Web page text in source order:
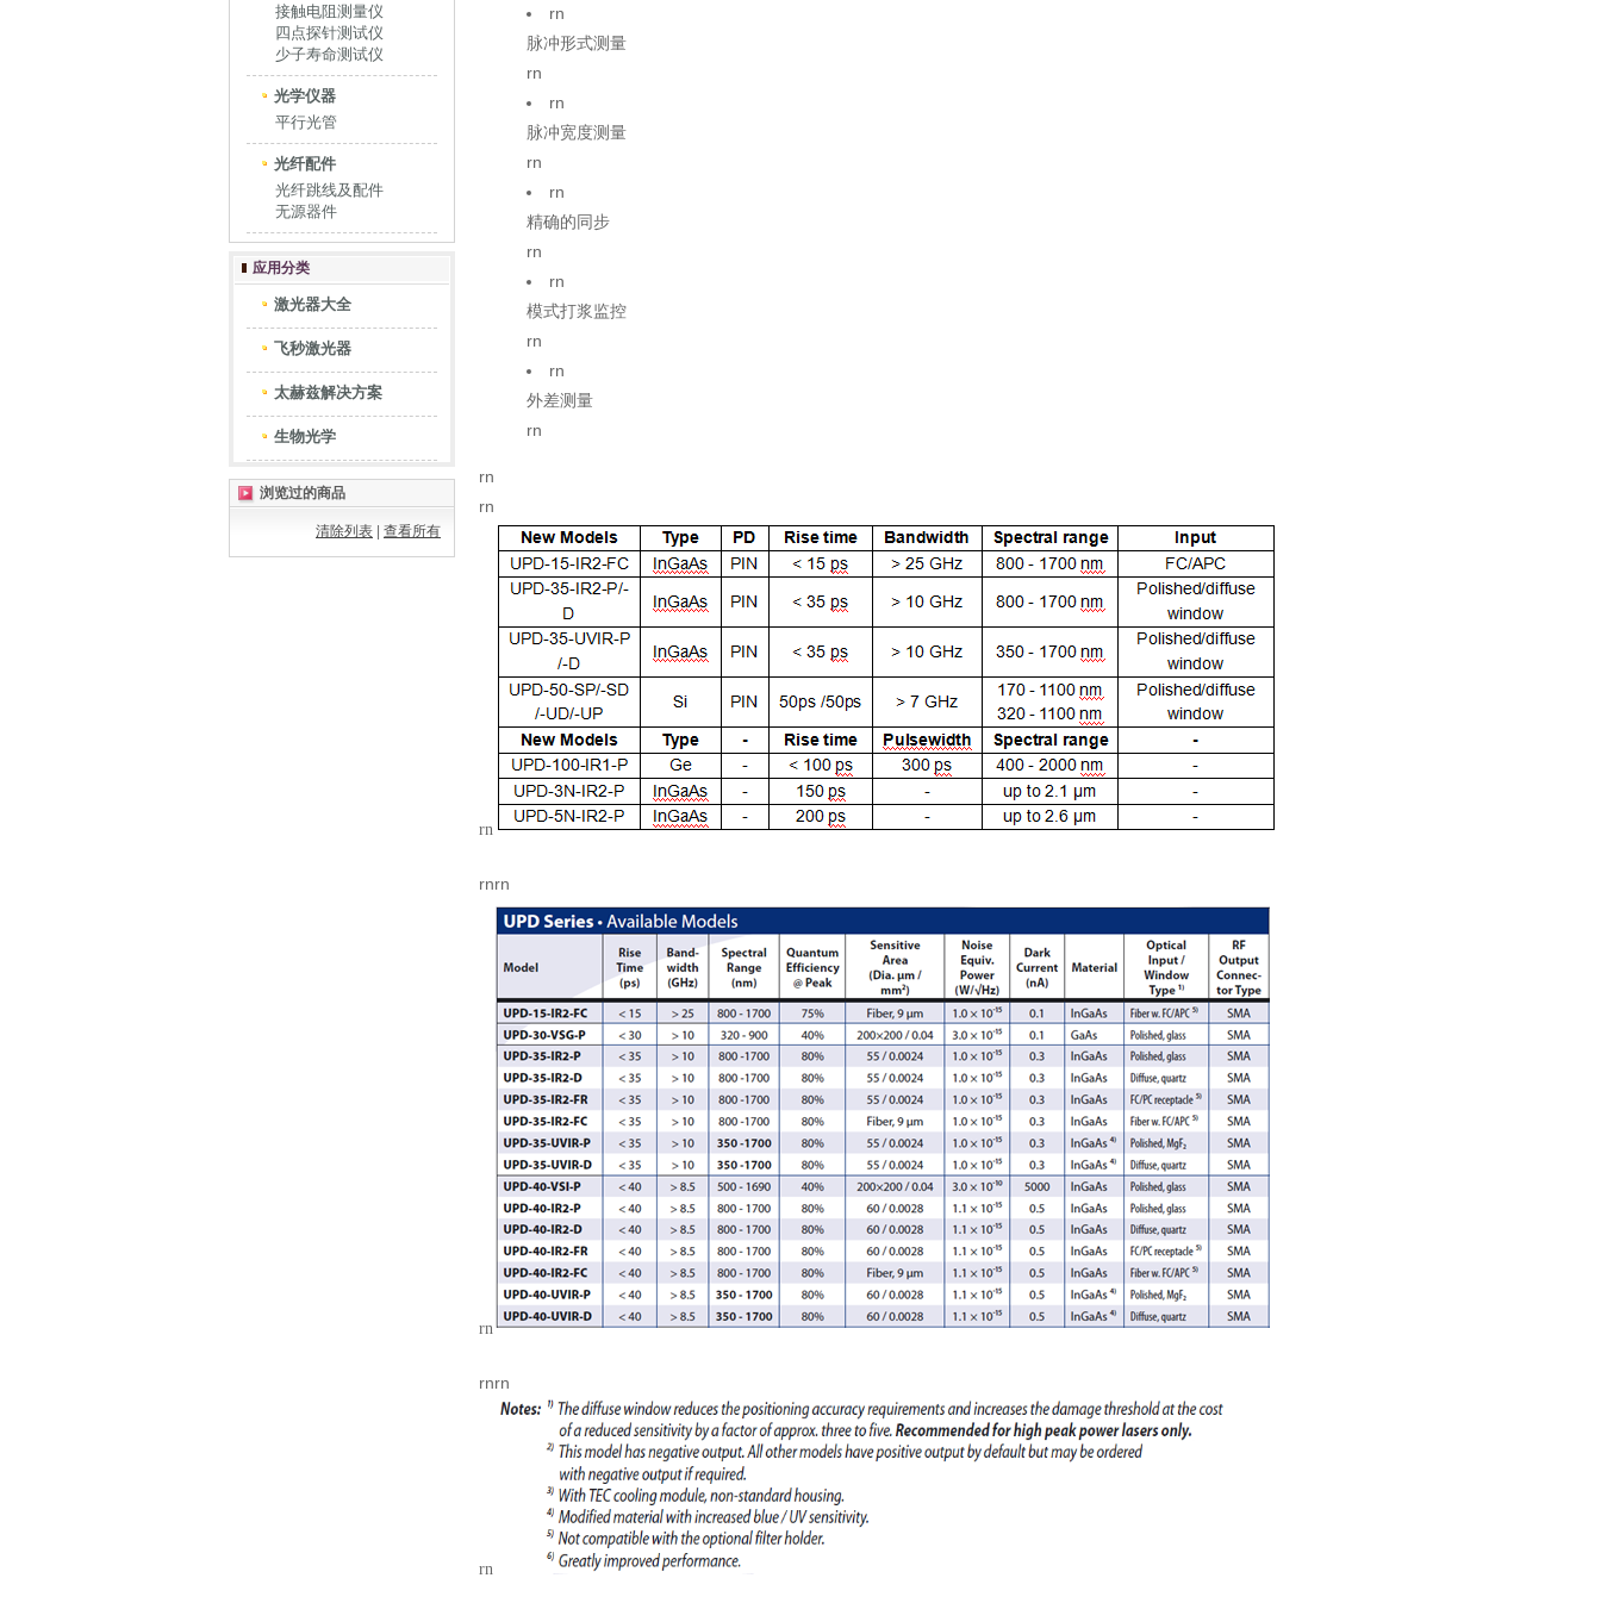
接触电阻测量仪
四点探针测试仪
少子寿命测试仪
光学仪器
平行光管
光纤配件
光纤跳线及配件
无源器件
应用分类
激光器大全
飞秒激光器
太赫兹解决方案
生物光学
浏览过的商品
清除列表 查看所有
rn
脉冲形式测量
rn
rn
脉冲宽度测量
rn
rn
精确的同步
rn
rn
模式打浆监控
rn
rn
外差测量
rn
rn
rn
rn
rnrn
rn
rnrn
rn